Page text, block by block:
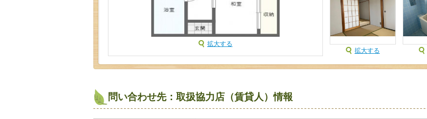
拡大する
拡大する
問い合わせ先：取扱協力店（賃貸人）情報